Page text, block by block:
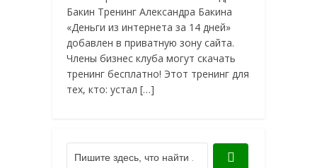
Бакин Тренинг Александра Бакина
«Деньги из интернета за 14 дней»
добавлен в приватную зону сайта.
Члены бизнес клуба могут скачать
тренинг бесплатно! Этот тренинг для
тех, кто: устал […]